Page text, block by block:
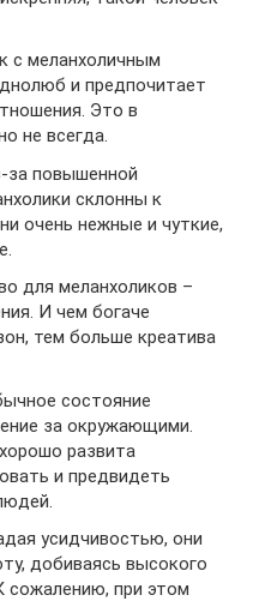
с меланхоличным
и предпочитает
Это в
не всегда.
за повышенной
склонны к
очень нежные и чуткие,
для меланхоликов –
И чем богаче
тем больше креатива
состояние
за окружающими.
развита
и предвидеть
усидчивостью, они
добиваясь высокого
сожалению, при этом